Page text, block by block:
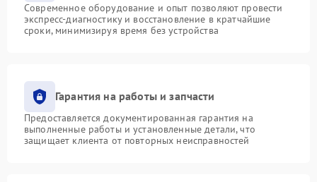
Современное оборудование и опыт позволяют провести
экспресс-диагностику и восстановление в кратчайшие
сроки, минимизируя время без устройства
Гарантия на работы и запчасти
Предоставляется документированная гарантия на
выполненные работы и установленные детали, что
защищает клиента от повторных неисправностей